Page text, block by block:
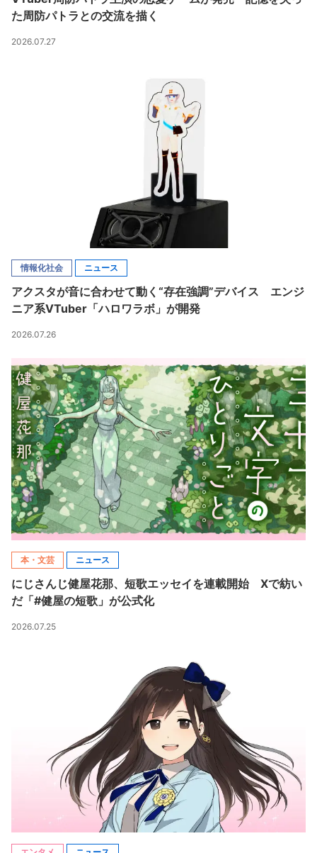
た周防パトラとの交流を描く
2026.07.27
情報化社会 ニュース
アクスタが音に合わせて動く“存在強調”デバイス エンジ
ニア系VTuber「ハロワラボ」が開発
2026.07.26
本・文芸 ニュース
にじさんじ健屋花那、短歌エッセイを連載開始 Xで紡い
だ「#健屋の短歌」が公式化
2026.07.25